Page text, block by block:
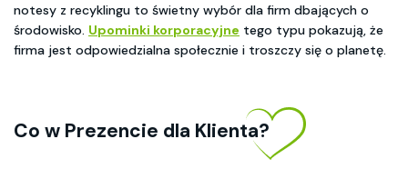
notesy z recyklingu to świetny wybór dla firm dbających o
środowisko. Upominki korporacyjne tego typu pokazują, że
firma jest odpowiedzialna społecznie i troszczy się o planetę.
Co w Prezencie dla Klienta?